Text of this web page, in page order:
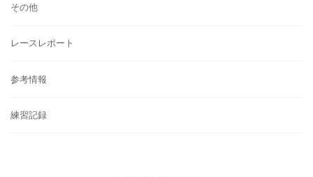
その他
レースレポート
参考情報
練習記録